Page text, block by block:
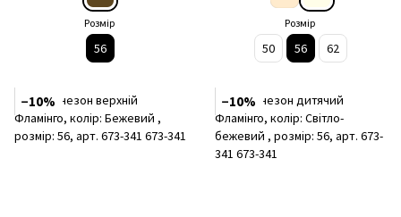
Розмір
56
Розмір
50 56 62
−10% −10%